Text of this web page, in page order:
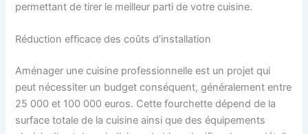
permettant de tirer le meilleur parti de votre cuisine.
Réduction efficace des coûts d’installation
Aménager une cuisine professionnelle est un projet qui
peut nécessiter un budget conséquent, généralement entre
25 000 et 100 000 euros. Cette fourchette dépend de la
surface totale de la cuisine ainsi que des équipements